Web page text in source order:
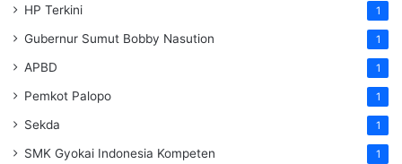
HP Terkini 1
Gubernur Sumut Bobby Nasution 1
APBD 1
Pemkot Palopo 1
Sekda 1
SMK Gyokai Indonesia Kompeten 1